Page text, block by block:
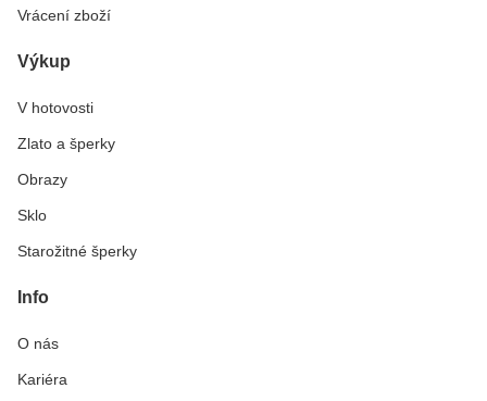
Vrácení zboží
Výkup
V hotovosti
Zlato a šperky
Obrazy
Sklo
Starožitné šperky
Info
O nás
Kariéra